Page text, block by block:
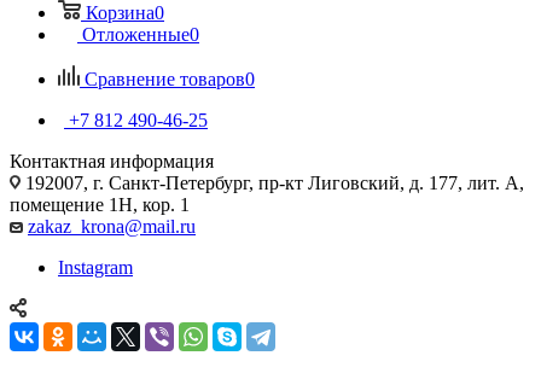
Корзина0
Отложенные0
Сравнение товаров0
+7 812 490-46-25
Контактная информация
192007, г. Санкт-Петербург, пр-кт Лиговский, д. 177, лит. А,
помещение 1Н, кор. 1
zakaz_krona@mail.ru
Instagram